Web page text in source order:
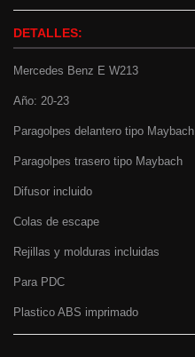
DETALLES:
Mercedes Benz E W213
Año: 20-23
Paragolpes delantero tipo Maybach
Paragolpes trasero tipo Maybach
Difusor incluido
Colas de escape
Rejillas y molduras incluidas
Para PDC
Plastico ABS imprimado